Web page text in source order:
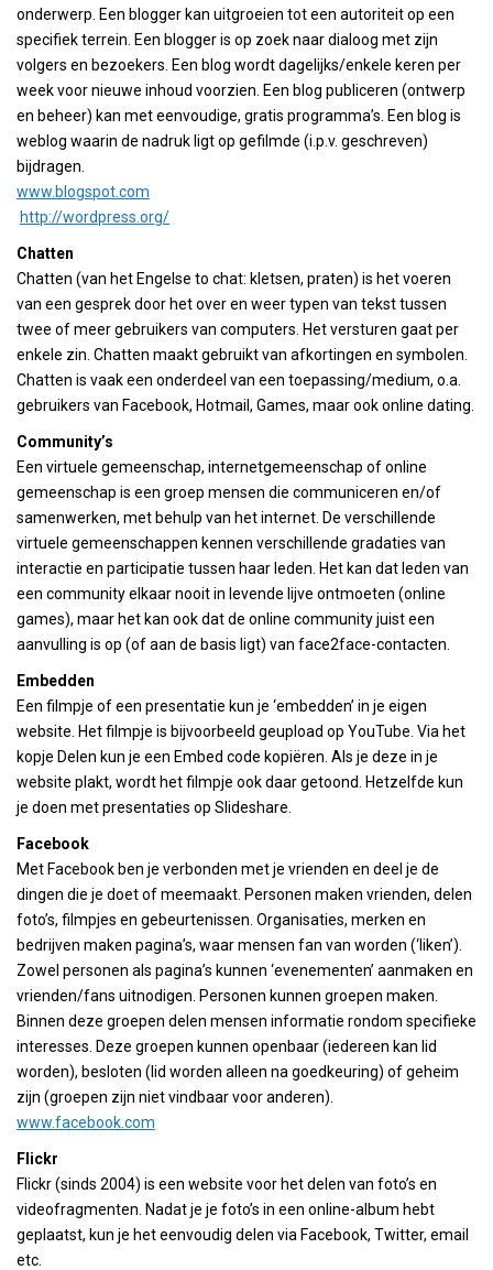
onderwerp. Een blogger kan uitgroeien tot een autoriteit op een
specifiek terrein. Een blogger is op zoek naar dialoog met zijn
volgers en bezoekers. Een blog wordt dagelijks/enkele keren per
week voor nieuwe inhoud voorzien. Een blog publiceren (ontwerp
en beheer) kan met eenvoudige, gratis programma’s. Een blog is
weblog waarin de nadruk ligt op gefilmde (i.p.v. geschreven)
bijdragen.
www.blogspot.com
http://wordpress.org/
Chatten
Chatten (van het Engelse to chat: kletsen, praten) is het voeren
van een gesprek door het over en weer typen van tekst tussen
twee of meer gebruikers van computers. Het versturen gaat per
enkele zin. Chatten maakt gebruikt van afkortingen en symbolen.
Chatten is vaak een onderdeel van een toepassing/medium, o.a.
gebruikers van Facebook, Hotmail, Games, maar ook online dating.
Community’s
Een virtuele gemeenschap, internetgemeenschap of online
gemeenschap is een groep mensen die communiceren en/of
samenwerken, met behulp van het internet. De verschillende
virtuele gemeenschappen kennen verschillende gradaties van
interactie en participatie tussen haar leden. Het kan dat leden van
een community elkaar nooit in levende lijve ontmoeten (online
games), maar het kan ook dat de online community juist een
aanvulling is op (of aan de basis ligt) van face2face-contacten.
Embedden
Een filmpje of een presentatie kun je ‘embedden’ in je eigen
website. Het filmpje is bijvoorbeeld geupload op YouTube. Via het
kopje Delen kun je een Embed code kopiëren. Als je deze in je
website plakt, wordt het filmpje ook daar getoond. Hetzelfde kun
je doen met presentaties op Slideshare.
Facebook
Met Facebook ben je verbonden met je vrienden en deel je de
dingen die je doet of meemaakt. Personen maken vrienden, delen
foto’s, filmpjes en gebeurtenissen. Organisaties, merken en
bedrijven maken pagina’s, waar mensen fan van worden (‘liken’).
Zowel personen als pagina’s kunnen ‘evenementen’ aanmaken en
vrienden/fans uitnodigen. Personen kunnen groepen maken.
Binnen deze groepen delen mensen informatie rondom specifieke
interesses. Deze groepen kunnen openbaar (iedereen kan lid
worden), besloten (lid worden alleen na goedkeuring) of geheim
zijn (groepen zijn niet vindbaar voor anderen).
www.facebook.com
Flickr
Flickr (sinds 2004) is een website voor het delen van foto’s en
videofragmenten. Nadat je je foto’s in een online-album hebt
geplaatst, kun je het eenvoudig delen via Facebook, Twitter, email
etc.